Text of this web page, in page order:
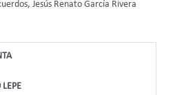
Jesús Renato García Rivera